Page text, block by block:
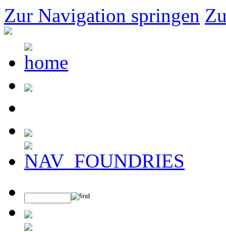
Zur Navigation springen